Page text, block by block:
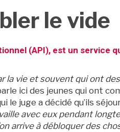
le vide
(API), est un service
la vie et souvent qui ont
ici des jeunes qui ont
le juge a décidé qu’ils
avec eux pendant
arrive à débloquer des